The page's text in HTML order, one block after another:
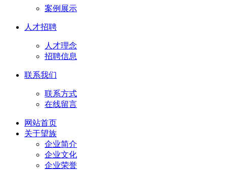
案例展示
人才招聘
人才理念
招聘信息
联系我们
联系方式
在线留言
网站首页
关于望族
企业简介
企业文化
企业荣誉